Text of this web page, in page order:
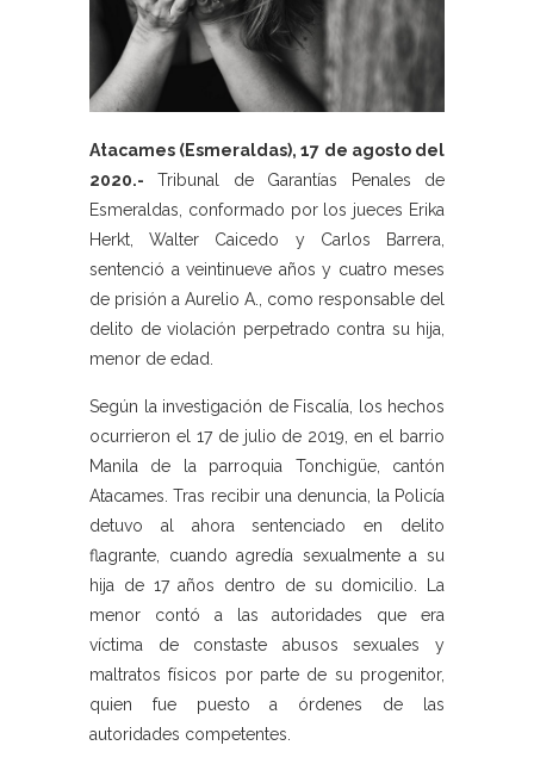
Atacames (Esmeraldas), 17 de agosto del
2020.- Tribunal de Garantías Penales de
Esmeraldas, conformado por los jueces Erika
Herkt, Walter Caicedo y Carlos Barrera,
sentenció a veintinueve años y cuatro meses
de prisión a Aurelio A., como responsable del
delito de violación perpetrado contra su hija,
menor de edad.
Según la investigación de Fiscalía, los hechos
ocurrieron el 17 de julio de 2019, en el barrio
Manila de la parroquia Tonchigüe, cantón
Atacames. Tras recibir una denuncia, la Policía
detuvo al ahora sentenciado en delito
flagrante, cuando agredía sexualmente a su
hija de 17 años dentro de su domicilio. La
menor contó a las autoridades que era
víctima de constaste abusos sexuales y
maltratos físicos por parte de su progenitor,
quien fue puesto a órdenes de las
autoridades competentes.